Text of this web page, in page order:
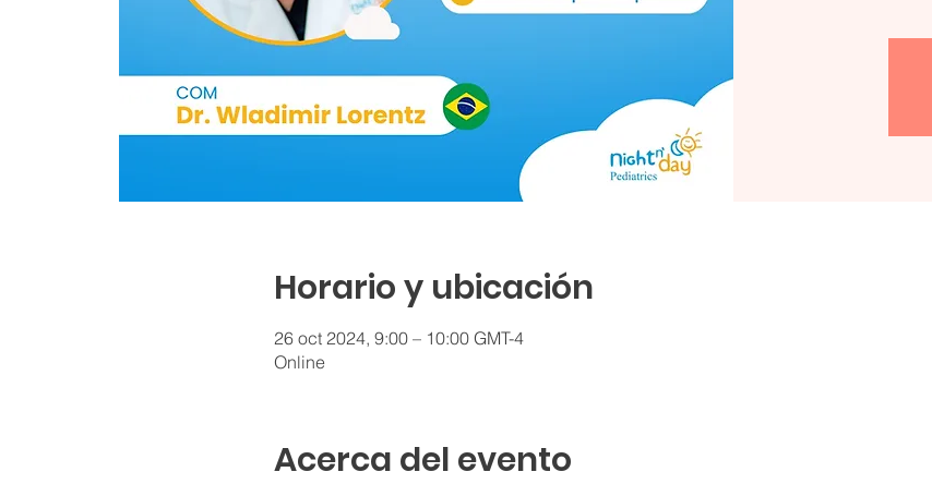
Horario y ubicación
26 oct 2024, 9:00 – 10:00 GMT-4
Online
Acerca del evento